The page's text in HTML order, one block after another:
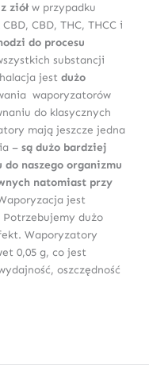
ziół w przypadku
CBD, THC, THCC i
do procesu
substancji
jest dużo
waporyzatorów
do klasycznych
mają jeszcze jedna
– są dużo bardziej
naszego organizmu
natomiast przy
jest
dużo
Waporyzatory
0,05 g, co jest
oszczędność